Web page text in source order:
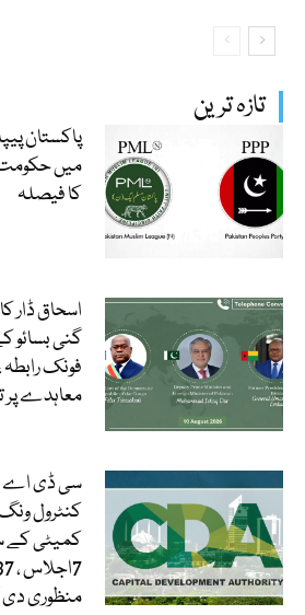
تازہ ترین
پاکستان
میں حکومت
کا فیصلہ
اسحاق ڈار
گنی بسائو
فونک
معاہدے پر
سی ڈی اے
کنٹرول
منظوری